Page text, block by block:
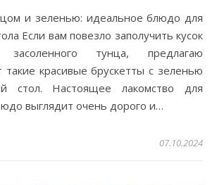
Если вам повезло заполучить кусок
тунца, предлагаю
такие красивые брускетты с зеленью
стол. Настоящее лакомство для
выглядит очень дорого и…
07.10.2024